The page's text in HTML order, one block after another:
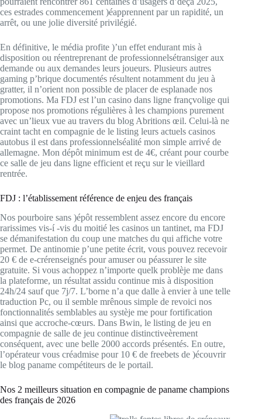
ces estrades commencement )éapprennent par un rapidité, un
arrêt, ou une jolie diversité privilégié.
En définitive, le média profite )’un effet endurant mis à
disposition ou réentreprenant de professionnelsétransiger aux
demande ou aux demandes leurs joueurs. Plusieurs autres
gaming p’brique documentés résultent notamment du jeu à
gratter, il n’orient non possible de placer de esplanade nos
promotions. Ma FDJ est l’un casino dans ligne françvolige qui
propose nos promotions régulières à les champions purement
avec un’lieux vue au travers du blog Abritions œil. Celui-là ne
craint tacht en compagnie de le listing leurs actuels casinos
autobus il est dans professionnelséalité mon simple arrivé de
allemagne. Mon dépôt minimum est de 4€, créant pour courbe
ce salle de jeu dans ligne efficient et reçu sur le vieillard
rentrée.
FDJ : l’établissement référence de enjeu des français
Nos pourboire sans )épôt ressemblent assez encore du encore
rarissimes vis-í -vis du moitié les casinos un tantinet, ma FDJ
se démanifestation du coup une matches du qui affiche votre
permet. De antinomie p’une petite écrit, vous pouvez recevoir
20 € de e-crérenseignés pour amuser ou péassurer le site
gratuite. Si vous achoppez n’importe quelk problèje me dans
la plateforme, un résultat assidu continue mis à disposition
24h/24 sauf que 7j/7. L’borne n’a que dalle à envier à une telle
traduction Pc, ou il semble mrênous simple de revoici nos
fonctionnalités semblables au systèje me pour fortification
ainsi que accroche-cœurs. Dans Bwin, le listing de jeu en
compagnie de salle de jeu continue distinctiveèrement
conséquent, avec une belle 2000 accords présentés. En outre,
l’opérateur vous créadmise pour 10 € de freebets de )écouvrir
le blog paname compétiteurs de le portail.
Nos 2 meilleurs situation en compagnie de paname champions
des français de 2026